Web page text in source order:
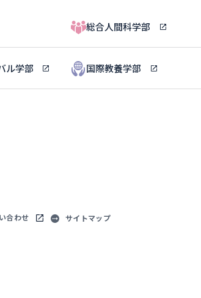
総合人間科学部
ル学部 国際教養学部
合わせ サイトマップ